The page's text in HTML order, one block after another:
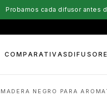
Probamos cada difusor antes
COMPARATIVAS
NEGRO PARA